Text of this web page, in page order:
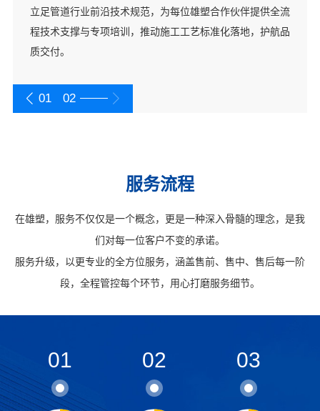
由资深工程师团队打造精准管路系统方案，针对多样场景、
复杂工程及专业领域需求，提供定制化设计服务，确保高效
适配。
立足管道行业前沿技术规范，为每位雄塑合作伙伴提供全流
程技术支撑与专项培训，推动施工工艺标准化落地，护航品
质交付。
01 02
服务流程
在雄塑，服务不仅仅是一个概念，更是一种深入骨髓的理念，是我
们对每一位客户不变的承诺。
服务升级，以更专业的全方位服务，涵盖售前、售中、售后每一阶
段，全程管控每个环节，用心打磨服务细节。
01 02 03